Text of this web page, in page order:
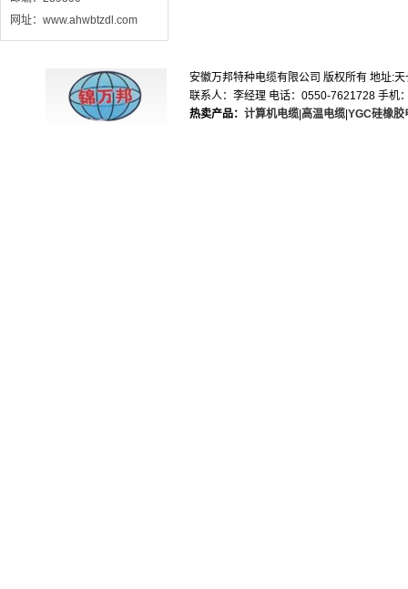
网址：www.ahwbtzdl.com
安徽万邦特种电缆有限公司 版权所有 地址:
联系人：李经理 电话：0550-7621728 手
热卖产品： 计算机电缆 高温电缆 YGC硅橡胶